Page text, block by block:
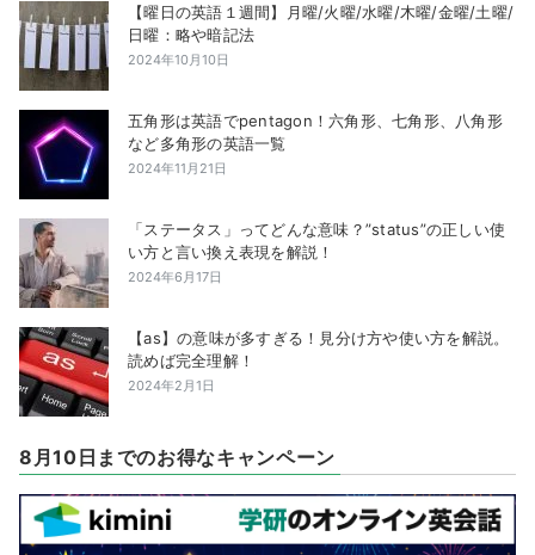
【曜日の英語１週間】月曜/火曜/水曜/木曜/金曜/土曜/
日曜：略や暗記法
2024年10月10日
五角形は英語でpentagon！六角形、七角形、八角形
など多角形の英語一覧
2024年11月21日
「ステータス」ってどんな意味？”status”の正しい使
い方と言い換え表現を解説！
2024年6月17日
【as】の意味が多すぎる！見分け方や使い方を解説。
読めば完全理解！
2024年2月1日
8月10日までのお得なキャンペーン